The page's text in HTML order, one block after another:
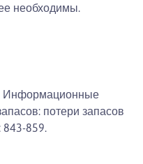
необходимы.
Информационные
потери запасов
843-859.